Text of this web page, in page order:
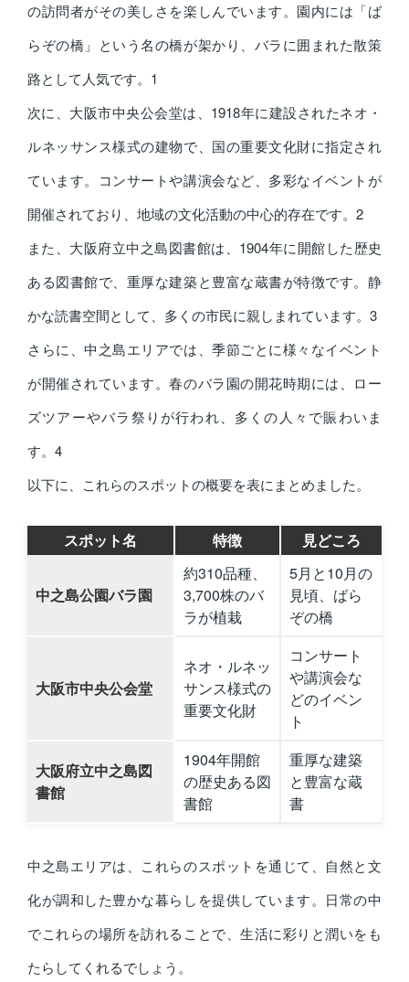
の訪問者がその美しさを楽しんでいます。園内には「ば
らぞの橋」という名の橋が架かり、バラに囲まれた散策
路として人気です。 1
次に、大阪市中央公会堂は、1918年に建設されたネオ・
ルネッサンス様式の建物で、国の重要文化財に指定され
ています。コンサートや講演会など、多彩なイベントが
開催されており、地域の文化活動の中心的存在です。 2
また、大阪府立中之島図書館は、1904年に開館した歴史
ある図書館で、重厚な建築と豊富な蔵書が特徴です。静
かな読書空間として、多くの市民に親しまれています。 3
さらに、中之島エリアでは、季節ごとに様々なイベント
が開催されています。春のバラ園の開花時期には、ロー
ズツアーやバラ祭りが行われ、多くの人々で賑わいま
す。 4
以下に、これらのスポットの概要を表にまとめました。
スポット名 特徴 見どころ
中之島公園バラ園
約310品種、
3,700株のバ
ラが植栽
5月と10月の
見頃、ばら
ぞの橋
大阪市中央公会堂
ネオ・ルネッ
サンス様式の
重要文化財
コンサート
や講演会な
どのイベン
ト
大阪府立中之島図
書館
1904年開館
の歴史ある図
書館
重厚な建築
と豊富な蔵
書
中之島エリアは、これらのスポットを通じて、自然と文
化が調和した豊かな暮らしを提供しています。日常の中
でこれらの場所を訪れることで、生活に彩りと潤いをも
たらしてくれるでしょう。